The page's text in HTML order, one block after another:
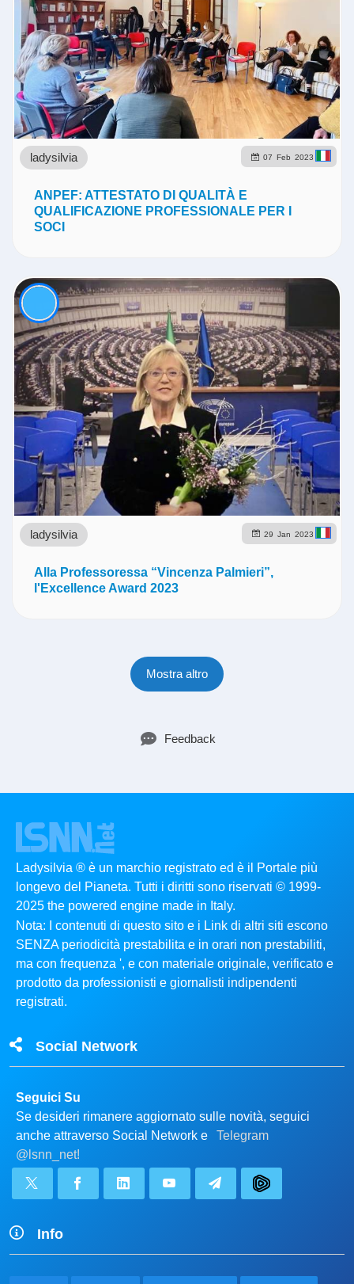
07 Feb 2023
ladysilvia
ANPEF: ATTESTATO DI QUALITÀ E
QUALIFICAZIONE PROFESSIONALE PER I
SOCI
29 Jan 2023
ladysilvia
Alla Professoressa “Vincenza Palmieri”,
l'Excellence Award 2023
Mostra altro
Feedback
Ladysilvia ® è un marchio registrato ed è il Portale più
longevo del Pianeta. Tutti i diritti sono riservati © 1999-
2025 the powered engine made in Italy.
Nota: I contenuti di questo sito e i Link di altri siti escono
SENZA periodicità prestabilita e in orari non prestabiliti,
ma con frequenza ', e con materiale originale, verificato e
prodotto da professionisti e giornalisti indipendenti
registrati.
Social Network
Seguici Su
Se desideri rimanere aggiornato sulle novità, seguici
anche attraverso Social Network e
Telegram
@lsnn_net!
Info